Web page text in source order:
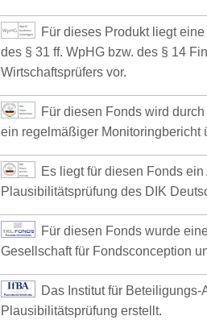
Für dieses Produkt liegt
des § 31 ff. WpHG bzw. des § 14
Wirtschaftsprüfers vor.
Für diesen Fonds wird
ein regelmäßiger Monitoringbericht
Es liegt für diesen Fonds
Plausibilitätsprüfung des DIK
Für diesen Fonds wurde
Gesellschaft für Fondsconception
Das Institut für
Plausibilitätsprüfung erstellt.